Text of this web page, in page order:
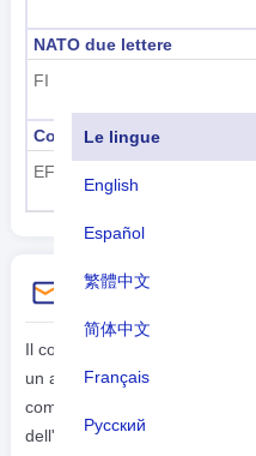
Le lingue
English
Español
繁體中文
简体中文
Français
Русский
NATO due lettere
FI
Codice ICAO dell'aeroporto
EF
Istruzioni di
Il codice del paese 358 ti
un altro paese. Il prefisso
composto dopo l'IDD. La
dell'Finlandia 358 è seguita da